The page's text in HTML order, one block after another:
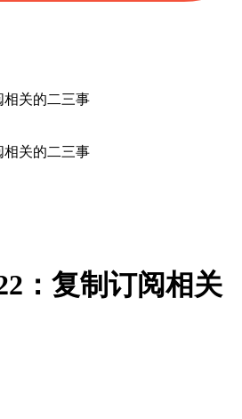
相关的二三事
相关的二三事
：复制订阅相关